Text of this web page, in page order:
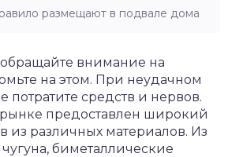
размещают в подвале дома
внимание на
на этом. При неудачном
средств и нервов.
предоставлен широкий
из различных материалов. Из
биметаллические